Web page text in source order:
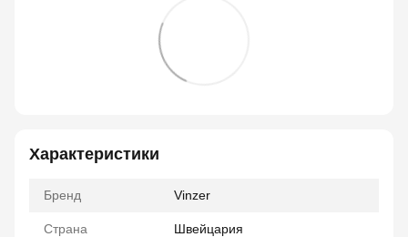
Характеристики
Бренд Vinzer
Страна Швейцария